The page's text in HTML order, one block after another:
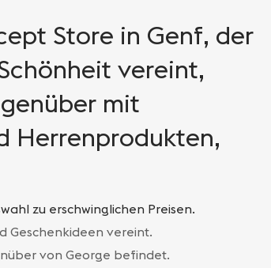
Store in Genf, der
vereint,
mit
Herrenprodukten,
zu erschwinglichen Preisen.
Geschenkideen vereint.
von George befindet.